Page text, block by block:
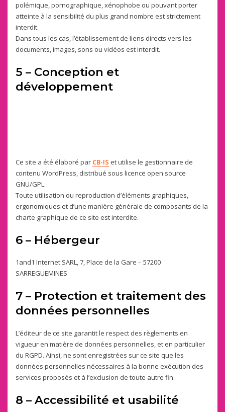
polémique, pornographique, xénophobe ou pouvant porter
atteinte à la sensibilité du plus grand nombre est strictement
interdit.
Dans tous les cas, l’établissement de liens directs vers les
documents, images, sons ou vidéos est interdit.
5 – Conception et
développement
Ce site a été élaboré par CB-IS et utilise le gestionnaire de
contenu WordPress, distribué sous licence open source
GNU/GPL.
Toute utilisation ou reproduction d’éléments graphiques,
ergonomiques et d’une manière générale de composants de la
charte graphique de ce site est interdite.
6 – Hébergeur
1and1 Internet SARL, 7, Place de la Gare – 57200
SARREGUEMINES
7 – Protection et traitement des
données personnelles
L’éditeur de ce site garantit le respect des règlements en
vigueur en matière de données personnelles, et en particulier
du RGPD. Ainsi, ne sont enregistrées sur ce site que les
données personnelles nécessaires à la bonne exécution des
services proposés et à l’exclusion de toute autre fin.
8 – Accessibilité et usabilité